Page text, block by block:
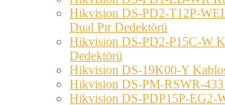
Hikvision DS-PD2-T12P-
Dual Pır Dedektörü
Hikvision DS-PD2-P15C-W
Dedektörü
Hikvision DS-19K00-Y
Hikvision DS-PM-RSWR-433
Hikvision DS-PDP15P-EG2-